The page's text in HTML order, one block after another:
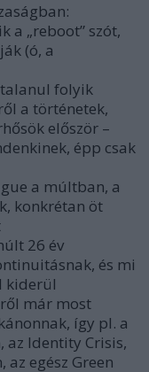
a „reboot” szót,
(ó, a
folyik
a történetek,
először –
épp csak
a múltban, a
konkrétan öt
26 év
és mi
kiderül
már most
így pl. a
az Identity Crisis,
egész Green